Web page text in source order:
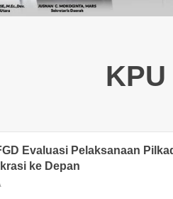
Evaluasi Pelaksanaan
ke Depan